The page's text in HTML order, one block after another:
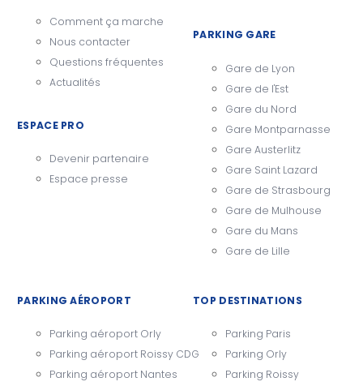
Comment ça marche
Nous contacter
Questions fréquentes
Actualités
ESPACE PRO
Devenir partenaire
Espace presse
PARKING GARE
Gare de Lyon
Gare de l'Est
Gare du Nord
Gare Montparnasse
Gare Austerlitz
Gare Saint Lazard
Gare de Strasbourg
Gare de Mulhouse
Gare du Mans
Gare de Lille
PARKING AÉROPORT
Parking aéroport Orly
Parking aéroport Roissy CDG
Parking aéroport Nantes
TOP DESTINATIONS
Parking Paris
Parking Orly
Parking Roissy